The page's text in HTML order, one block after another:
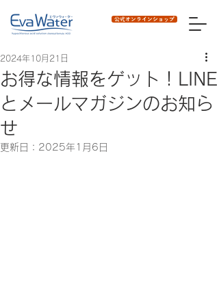
公式オンラインショップ
お得な情報をゲット！LINE
とメールマガジンのお知ら
せ
2024年10月21日
更新日： 2025年1月6日